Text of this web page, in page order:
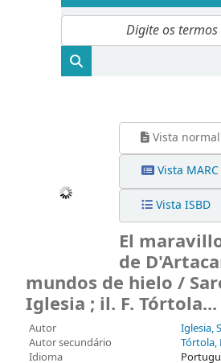
Vista normal
Vista MARC
Vista ISBD
El
de
mundos de hielo /
Iglesia ; il. F.
Autor
Iglesia,
Autor secundário
Tórtola,
Idioma